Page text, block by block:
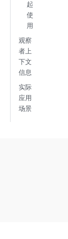
起
使
用
观察
者上
下文
信息
实际
应用
场景